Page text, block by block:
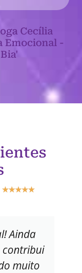
Cecília
Emocional -
★★★★★
Ainda
contribui
muito